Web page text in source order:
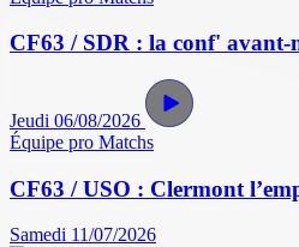
CF63 / SDR : la conf' avant-
Jeudi 06/08/2026
Équipe pro Matchs
CF63 / USO : Clermont
Samedi 11/07/2026